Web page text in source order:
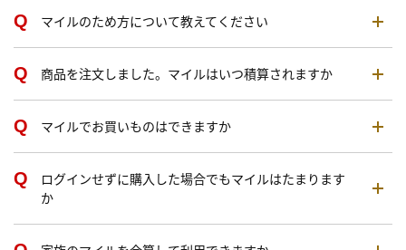
マイルのため方について教えてください
商品を注文しました。マイルはいつ積算されますか
マイルでお買いものはできますか
ログインせずに購入した場合でもマイルはたまります
か